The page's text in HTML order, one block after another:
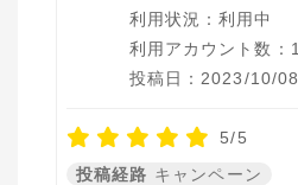
利用状況：利用中
利用アカウント数：
投稿日：2023/10/08
5/5
投稿経路 キャンペーン